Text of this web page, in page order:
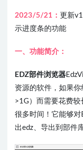
2023/5/21： 更新
示进度条的功能
一、功能简介：
EDZ部件浏览器
资源的软件，如果
>1G）而需要花费
很多时间！它能够
出edz、导出到部件